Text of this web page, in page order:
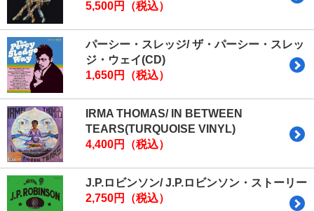
5,500円（税込）
パーシー・スレッジ/ ザ・パーシー・スレッ
ジ・ウェイ(CD)
1,650円（税込）
IRMA THOMAS/ IN BETWEEN
TEARS(TURQUOISE VINYL)
4,400円（税込）
J.P.ロビンソン/ J.P.ロビンソン・ストーリー
2,750円（税込）